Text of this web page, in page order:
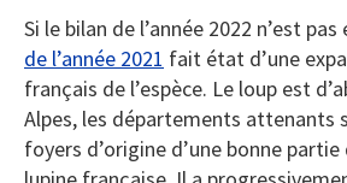
Si le bilan de l’année 2022 n’est
de l’année 2021 fait état d’une
français de l’espèce. Le loup est
Alpes, les départements attenants
foyers d’origine d’une bonne